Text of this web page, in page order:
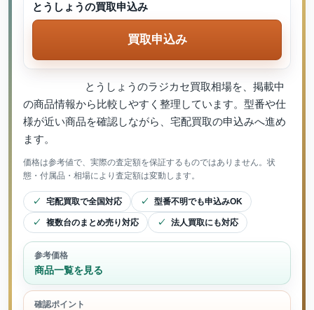
とうしょうのラジカセ買取相場を、掲載中
の商品情報から比較しやすく整理しています。型番や仕
様が近い商品を確認しながら、宅配買取の申込みへ進め
ます。
価格は参考値で、実際の査定額を保証するものではありません。状
態・付属品・相場により査定額は変動します。
宅配買取で全国対応 型番不明でも申込みOK
複数台のまとめ売り対応 法人買取にも対応
参考価格
商品一覧を見る
確認ポイント
とうしょうの買取申込み
買取申込み